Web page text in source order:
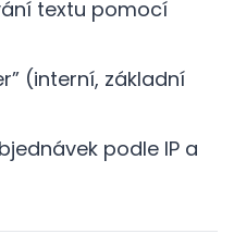
textu pomocí
(interní, základní
podle IP a